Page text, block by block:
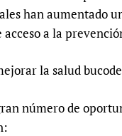
han aumentado
acceso a la
la salud
número de